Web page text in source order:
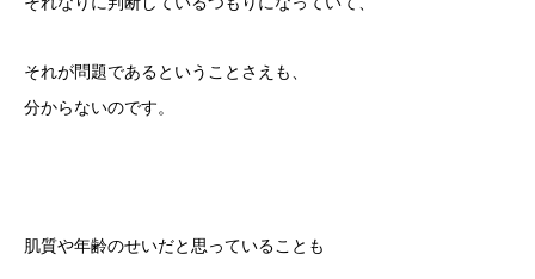
それが問題であるということさえも、
分からないのです。
肌質や年齢のせいだと思っていることも